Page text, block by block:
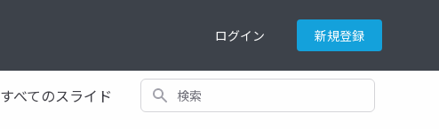
ログイン 新規登録
すべてのスライド 検索